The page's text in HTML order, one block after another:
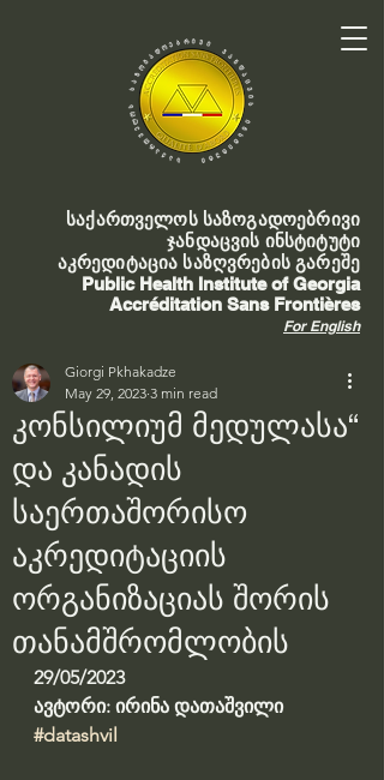
საქართველოს საზოგადოებრივი
ჯანდაცვის ინსტიტუტი
აკრედიტაცია საზღვრების გარეშე
Public Health Institute of Georgia
Accréditation Sans Frontières
For English
კონსილიუმ მედულასა“
და კანადის
საერთაშორისო
აკრედიტაციის
ორგანიზაციას შორის
თანამშრომლობის
Giorgi Pkhakadze
May 29, 2023 3 min read
29/05/2023
ავტორი: ირინა დათაშვილი
#datashvil